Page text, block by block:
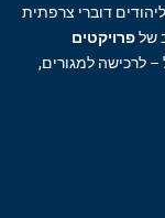
דוברי צרפתית
שלפרויקטים
לרכישה למגורים,